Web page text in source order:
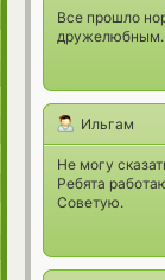
Все прошло
дружелюбным.
Ильгам
Не могу
Ребята
Советую.